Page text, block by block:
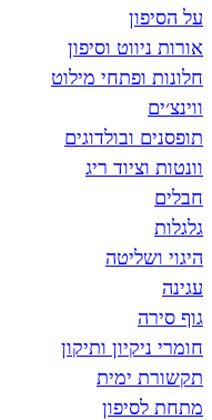
על הסיפון
אורות ניווט וסיפון
חלונות ופתחי מילוט
ווינצ׳ים
תופסנים ובולדוגים
וונטות וציוד ריג
חבלים
גלגלות
היגוי ושליטה
עגינה
גוף סירה
חומרי ניקיון ותיקון
תקשורת ימית
מתחת לסיפון